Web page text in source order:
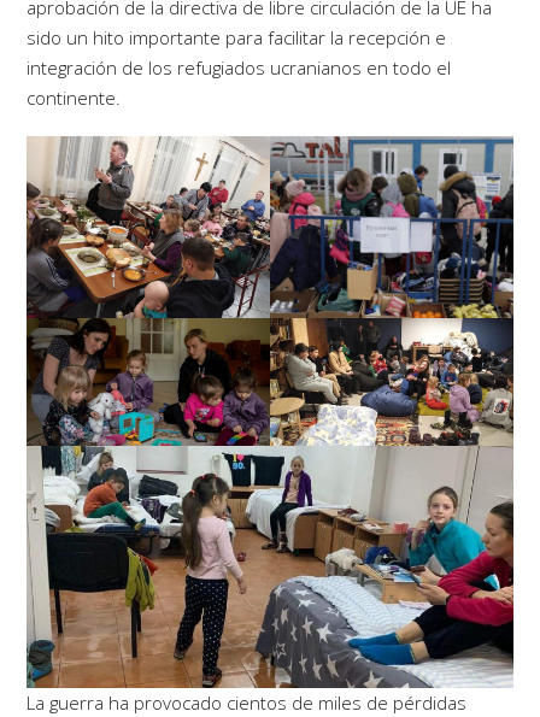
aprobación de la directiva de libre circulación de la UE ha
sido un hito importante para facilitar la recepción e
integración de los refugiados ucranianos en todo el
continente.
La guerra ha provocado cientos de miles de pérdidas